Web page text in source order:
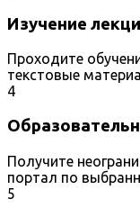
Изучение
Проходите
текстовые
4
Получите
портал по
5